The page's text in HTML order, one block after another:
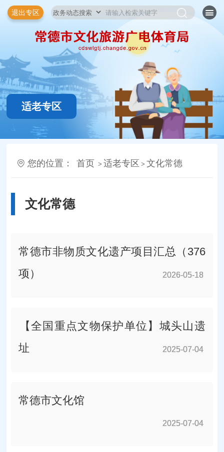
退出专区
适老专区
您的位置： 首页 > 适老专区 > 文化常德
文化常德
2026-05-18
常德市非物质文化遗产项目汇总（376
项）
2026-05-18
2025-07-04
​【全国重点文物保护单位】城头山遗
址
2025-07-04
2025-07-04
常德市文化馆
2025-07-04